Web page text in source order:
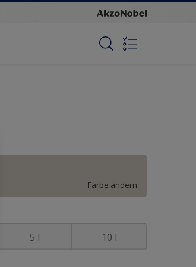
Farbe ändern
5 l 10 l